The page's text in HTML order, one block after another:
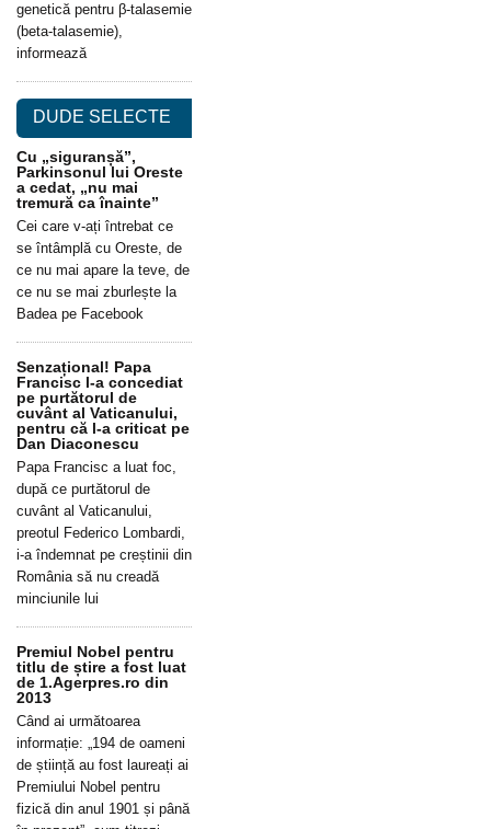
genetică pentru β-talasemie
(beta-talasemie),
informează
DUDE SELECTE
Cu „siguranșă”,
Parkinsonul lui Oreste
a cedat, „nu mai
tremură ca înainte”
Cei care v-ați întrebat ce
se întâmplă cu Oreste, de
ce nu mai apare la teve, de
ce nu se mai zburlește la
Badea pe Facebook
Senzațional! Papa
Francisc l-a concediat
pe purtătorul de
cuvânt al Vaticanului,
pentru că l-a criticat pe
Dan Diaconescu
Papa Francisc a luat foc,
după ce purtătorul de
cuvânt al Vaticanului,
preotul Federico Lombardi,
i-a îndemnat pe creștinii din
România să nu creadă
minciunile lui
Premiul Nobel pentru
titlu de știre a fost luat
de 1.Agerpres.ro din
2013
Când ai următoarea
informație: „194 de oameni
de știință au fost laureați ai
Premiului Nobel pentru
fizică din anul 1901 și până